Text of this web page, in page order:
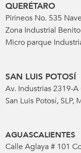
QUERÉTARO
Pirineos No. 535
Zona Industrial
Micro parque
SAN LUIS POTOSÍ
Av. Industrias 2319-
San Luis Potosí, SLP,
AGUASCALIENTES
Calle Aglaya # 101